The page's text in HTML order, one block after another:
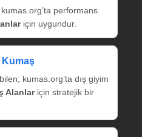
performans
için uygundur.
Kumaş
kumas.org’ta dış giyim
Alanlariçin stratejik bir